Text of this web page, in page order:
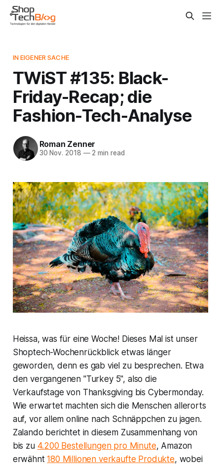
IN EIGENER SACHE
TWiST #135: Black-
Friday-Recap; die
Fashion-Tech-Analyse
Roman Zenner
30 Nov. 2018 —2 min read
Heissa, was für eine Woche! Dieses Mal ist unser
Shoptech-Wochenrückblick etwas länger
geworden, denn es gab viel zu besprechen. Etwa
den vergangenen "Turkey 5", also die
Verkaufstage von Thanksgiving bis Cybermonday.
Wie erwartet machten sich die Menschen allerorts
auf, vor allem online nach Schnäppchen zu jagen.
Zalando berichtet in diesem Zusammenhang von
bis zu 4.200 Bestellungen pro Minute, Amazon
erwähnt180 Millionen verkaufte Produkte, wobei